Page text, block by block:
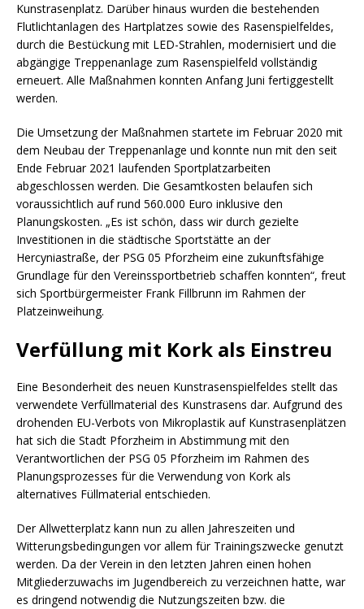
Kunstrasenplatz. Darüber hinaus wurden die bestehenden
Flutlichtanlagen des Hartplatzes sowie des Rasenspielfeldes,
durch die Bestückung mit LED-Strahlen, modernisiert und die
abgängige Treppenanlage zum Rasenspielfeld vollständig
erneuert. Alle Maßnahmen konnten Anfang Juni fertiggestellt
werden.
Die Umsetzung der Maßnahmen startete im Februar 2020 mit
dem Neubau der Treppenanlage und konnte nun mit den seit
Ende Februar 2021 laufenden Sportplatzarbeiten
abgeschlossen werden. Die Gesamtkosten belaufen sich
voraussichtlich auf rund 560.000 Euro inklusive den
Planungskosten. „Es ist schön, dass wir durch gezielte
Investitionen in die städtische Sportstätte an der
Hercyniastraße, der PSG 05 Pforzheim eine zukunftsfähige
Grundlage für den Vereinssportbetrieb schaffen konnten“, freut
sich Sportbürgermeister Frank Fillbrunn im Rahmen der
Platzeinweihung.
Verfüllung mit Kork als Einstreu
Eine Besonderheit des neuen Kunstrasenspielfeldes stellt das
verwendete Verfüllmaterial des Kunstrasens dar. Aufgrund des
drohenden EU-Verbots von Mikroplastik auf Kunstrasenplätzen
hat sich die Stadt Pforzheim in Abstimmung mit den
Verantwortlichen der PSG 05 Pforzheim im Rahmen des
Planungsprozesses für die Verwendung von Kork als
alternatives Füllmaterial entschieden.
Der Allwetterplatz kann nun zu allen Jahreszeiten und
Witterungsbedingungen vor allem für Trainingszwecke genutzt
werden. Da der Verein in den letzten Jahren einen hohen
Mitgliederzuwachs im Jugendbereich zu verzeichnen hatte, war
es dringend notwendig die Nutzungszeiten bzw. die